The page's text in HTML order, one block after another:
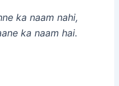
ka naam nahi,
ka naam hai.